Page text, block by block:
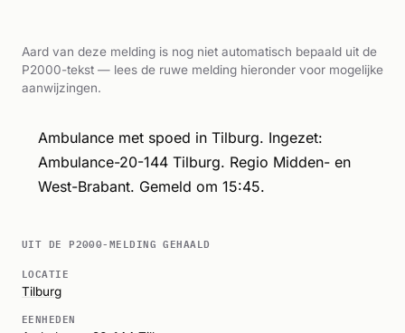
Aard van deze melding is nog niet automatisch bepaald uit de
P2000-tekst — lees de ruwe melding hieronder voor mogelijke
aanwijzingen.
Ambulance met spoed in Tilburg. Ingezet:
Ambulance-20-144 Tilburg. Regio Midden- en
West-Brabant. Gemeld om 15:45.
UIT DE P2000-MELDING GEHAALD
LOCATIE
Tilburg
EENHEDEN